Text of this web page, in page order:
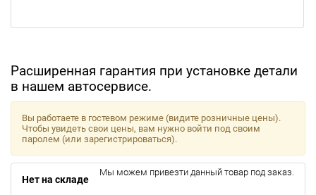
Расширенная гарантия при установке детали
в нашем автосервисе.
Вы работаете в гостевом режиме (видите розничные цены).
Чтобы увидеть свои цены, вам нужно войти под своим
паролем (или зарегистрироваться).
Нет на складе
Мы можем привезти данный товар под заказ.